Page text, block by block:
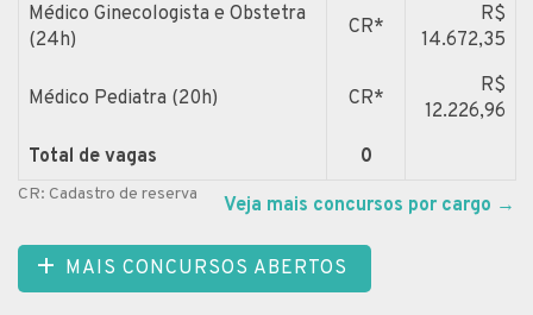
Médico Ginecologista e Obstetra
(24h)
CR*
R$
14.672,35
Médico Pediatra (20h) CR*
R$
12.226,96
Total de vagas
0
CR: Cadastro de reserva Veja mais concursos por cargo →
MAIS CONCURSOS ABERTOS